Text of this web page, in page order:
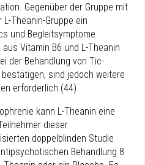
Gegenüber der Gruppe mit
Theanin-Gruppe ein
und Begleitsymptome
Vitamin B6 und L-Theanin
der Behandlung von Tic-
sind jedoch weitere
erforderlich.(44)
kann L-Theanin eine
dieser
doppelblinden Studie
Behandlung 8